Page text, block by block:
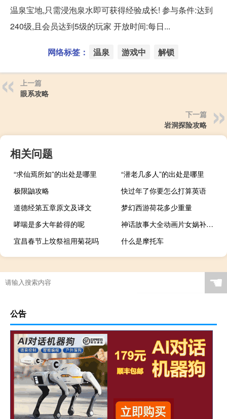
温泉宝地,只需浸泡泉水即可获得经验成长! 参与条件:达到
240级,且会员达到5级的玩家 开放时间:每日...
网络标签： 温泉 游戏中 解锁
上一篇
眼系攻略
下一篇
岩洞探险攻略
相关问题
“求仙焉所如”的出处是哪里
“潜老几多人”的出处是哪里
极限鼬攻略
快过年了你要怎么打算英语
道德经第五章原文及译文
梦幻西游荷花多少重量
哮喘是多大年龄得的呢
神话故事大全动画片女娲补天（神话故事大全动画片）
宜昌春节上坟祭祖用菊花吗
什么是摩托车
☚
公告